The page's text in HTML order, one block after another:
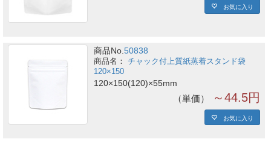
お気に入り
商品No.50838
チャック付上質紙蒸着スタンド袋
120×150
120×150(120)×55mm
単価 ～44.5円
お気に入り